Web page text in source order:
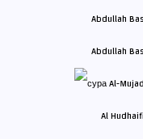
Abdullah